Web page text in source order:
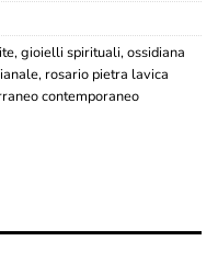
,gioielli spirituali,ossidiana
, rosario pietra lavica
contemporaneo